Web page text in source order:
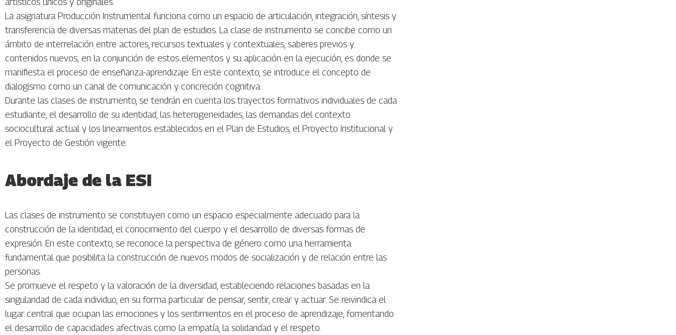
La asignatura Producción Instrumental funciona como un espacio de articulación, integración, síntesis y
transferencia de diversas materias del plan de estudios. La clase de instrumento se concibe como un
ámbito de interrelación entre actores, recursos textuales y contextuales, saberes previos y
contenidos nuevos; en la conjunción de estos elementos y su aplicación en la ejecución, es donde se
manifiesta el proceso de enseñanza-aprendizaje. En este contexto, se introduce el concepto de
dialogismo como un canal de comunicación y concreción cognitiva.
Durante las clases de instrumento, se tendrán en cuenta los trayectos formativos individuales de cada
estudiante, el desarrollo de su identidad, las heterogeneidades, las demandas del contexto
sociocultural actual y los lineamientos establecidos en el Plan de Estudios, el Proyecto Institucional y
el Proyecto de Gestión vigente.
Abordaje de la ESI
Las clases de instrumento se constituyen como un espacio especialmente adecuado para la
construcción de la identidad, el conocimiento del cuerpo y el desarrollo de diversas formas de
expresión. En este contexto, se reconoce la perspectiva de género como una herramienta
fundamental que posibilita la construcción de nuevos modos de socialización y de relación entre las
personas.
Se promueve el respeto y la valoración de la diversidad, estableciendo relaciones basadas en la
singularidad de cada individuo, en su forma particular de pensar, sentir, crear y actuar. Se reivindica el
lugar central que ocupan las emociones y los sentimientos en el proceso de aprendizaje, fomentando
el desarrollo de capacidades afectivas como la empatía, la solidaridad y el respeto.